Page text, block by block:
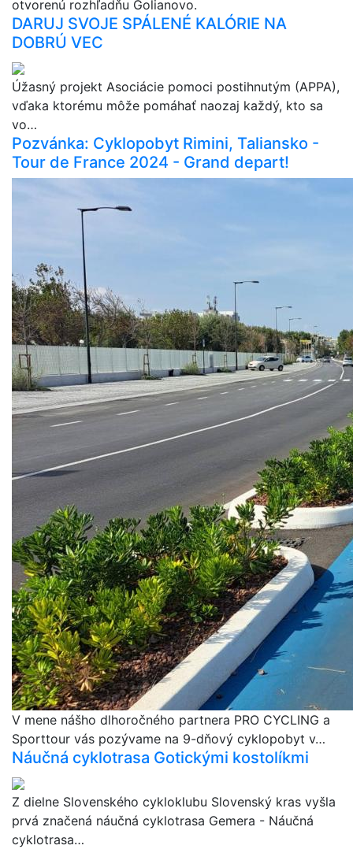
otvorenú rozhľadňu Golianovo.
DARUJ SVOJE SPÁLENÉ KALÓRIE NA
DOBRÚ VEC
Úžasný projekt Asociácie pomoci postihnutým (APPA),
vďaka ktorému môže pomáhať naozaj každý, kto sa
vo…
Pozvánka: Cyklopobyt Rimini, Taliansko -
Tour de France 2024 - Grand depart!
V mene nášho dlhoročného partnera PRO CYCLING a
Sporttour vás pozývame na 9-dňový cyklopobyt v…
Náučná cyklotrasa Gotickými kostolíkmi
Z dielne Slovenského cykloklubu Slovenský kras vyšla
prvá značená náučná cyklotrasa Gemera - Náučná
cyklotrasa…